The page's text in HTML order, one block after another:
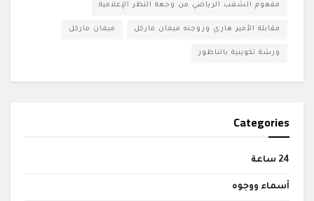
مفهوم الشغب الرياضي من وجهة النظر الإعلامية
مقابلة الأمير هاري وزوجته ميغان ماركل ميغان ماركل
ورشة تكوينية بالناظور
Categories
24 ساعة
أسماء ووجوه